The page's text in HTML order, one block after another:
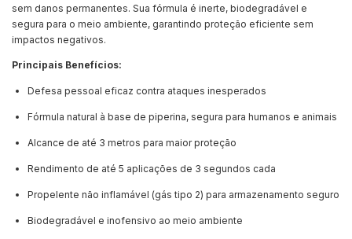
sem danos permanentes. Sua fórmula é inerte, biodegradável e
segura para o meio ambiente, garantindo proteção eficiente sem
impactos negativos.
Principais Benefícios:
Defesa pessoal eficaz contra ataques inesperados
Fórmula natural à base de piperina, segura para humanos e animais
Alcance de até 3 metros para maior proteção
Rendimento de até 5 aplicações de 3 segundos cada
Propelente não inflamável (gás tipo 2) para armazenamento seguro
Biodegradável e inofensivo ao meio ambiente